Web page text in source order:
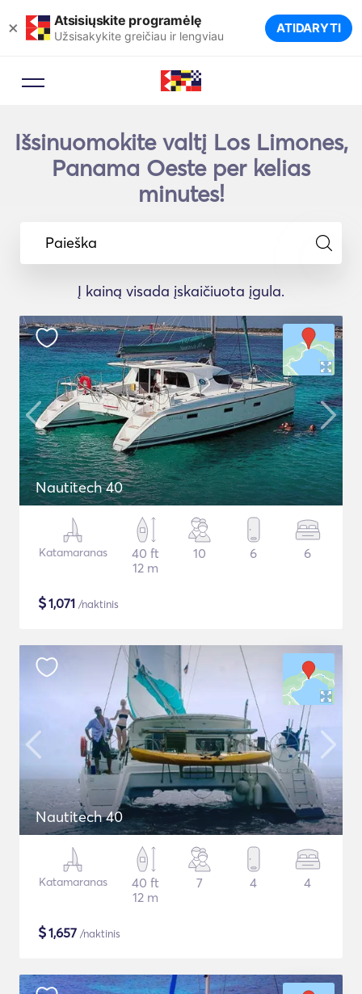
× Atsisiųskite programėlę
Užsisakykite greičiau ir lengviau ATIDARYTI
Išsinuomokite valtį Los Limones,
Panama Oeste per kelias
minutes!
Paieška
Į kainą visada įskaičiuota įgula.
Nautitech 40
Katamaranas
40 ft
12 m
10 6 6
$1,071 /naktinis
Nautitech 40
Katamaranas
40 ft
12 m
7 4 4
$1,657 /naktinis